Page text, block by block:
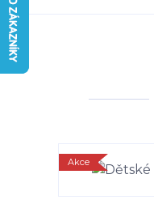
Akce